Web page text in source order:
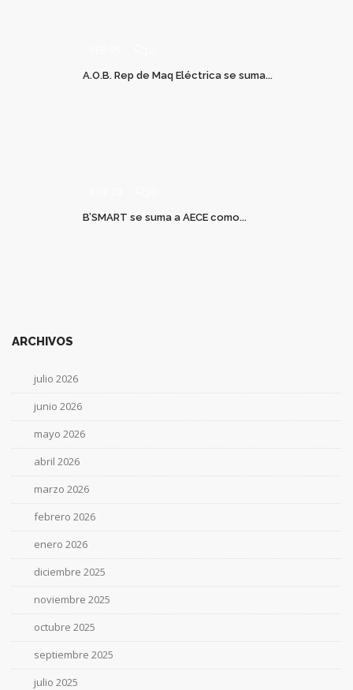
A.O.B. Rep de Maq Eléctrica se suma...
B’SMART se suma a AECE como...
ARCHIVOS
julio 2026
junio 2026
mayo 2026
abril 2026
marzo 2026
febrero 2026
enero 2026
diciembre 2025
noviembre 2025
octubre 2025
septiembre 2025
julio 2025